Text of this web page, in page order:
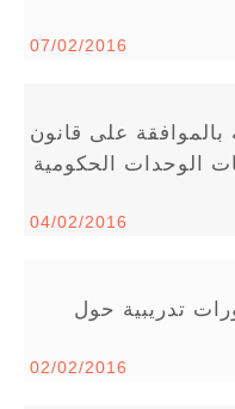
07/02/2016
بالموافقة على قانون
الوحدات الحكومية
04/02/2016
تدريبية حول
02/02/2016